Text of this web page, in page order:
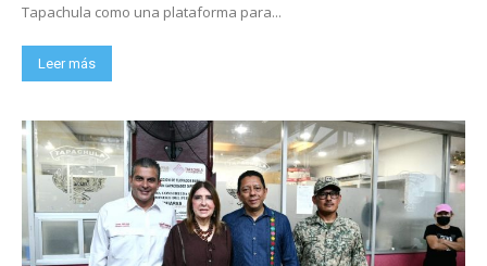
Tapachula como una plataforma para...
Leer más